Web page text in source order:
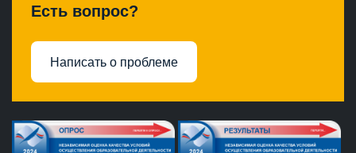
Есть вопрос?
Написать о проблеме